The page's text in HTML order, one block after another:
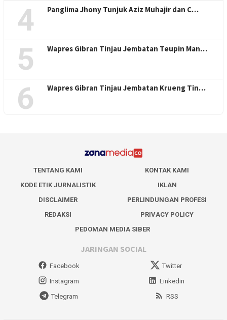
4 Panglima Jhony Tunjuk Aziz Muhajir dan C…
5 Wapres Gibran Tinjau Jembatan Teupin Man…
6 Wapres Gibran Tinjau Jembatan Krueng Tin…
TENTANG KAMI
KONTAK KAMI
KODE ETIK JURNALISTIK
IKLAN
DISCLAIMER
PERLINDUNGAN PROFESI
REDAKSI
PRIVACY POLICY
PEDOMAN MEDIA SIBER
JARINGAN SOCIAL
Facebook
Twitter
Instagram
Linkedin
Telegram
RSS